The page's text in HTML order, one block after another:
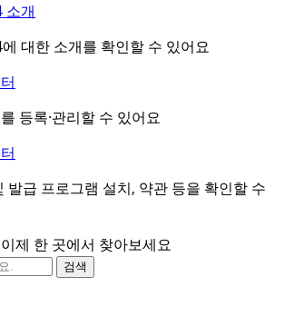
소개
대한 소개를 확인할 수 있어요
등록·관리할 수 있어요
발급 프로그램 설치, 약관 등을 확인할 수
제 한 곳에서 찾아보세요
검색